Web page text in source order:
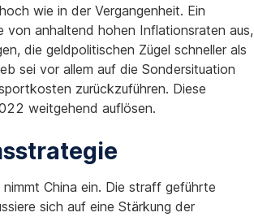
wie in der Vergangenheit. Ein
anhaltend hohen Inflationsraten aus,
die geldpolitischen Zügel schneller als
sei vor allem auf die Sondersituation
zurückzuführen. Diese
weitgehend auflösen.
China ein. Die straff geführte
sich auf eine Stärkung der